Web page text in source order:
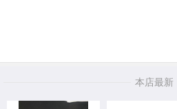
本店最新